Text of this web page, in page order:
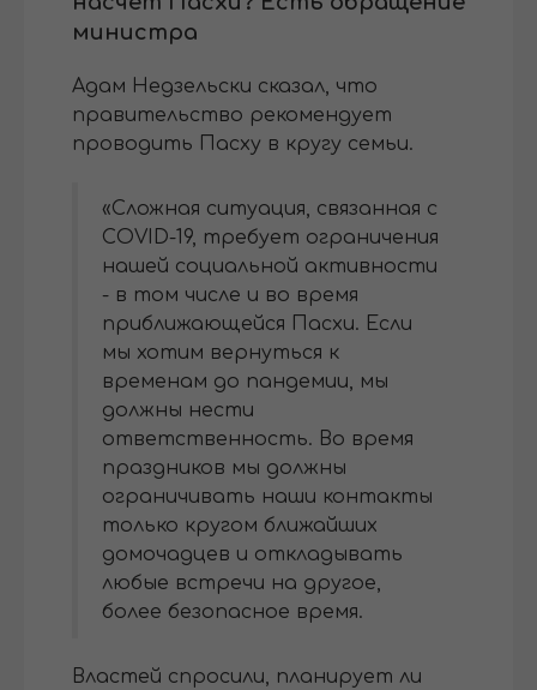
министра
Адам Недзельски сказал, что
правительство рекомендует
проводить Пасху в кругу семьи.
«Сложная ситуация, связанная с
COVID-19, требует ограничения
нашей социальной активности
- в том числе и во время
приближающейся Пасхи. Если
мы хотим вернуться к
временам до пандемии, мы
должны нести
ответственность. Во время
праздников мы должны
ограничивать наши контакты
только кругом ближайших
домочадцев и откладывать
любые встречи на другое,
более безопасное время.
Властей спросили, планирует ли